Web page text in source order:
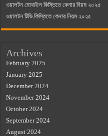
ওয়ালটন মোবাইল কিস্তিতে কেনার নিয়ম ২০২৫
ওয়ালটন টিভি কিস্তিতে কেনার নিয়ম ২০২৫
Archives
February 2025
January 2025
December 2024
November 2024
October 2024
September 2024
August 2024